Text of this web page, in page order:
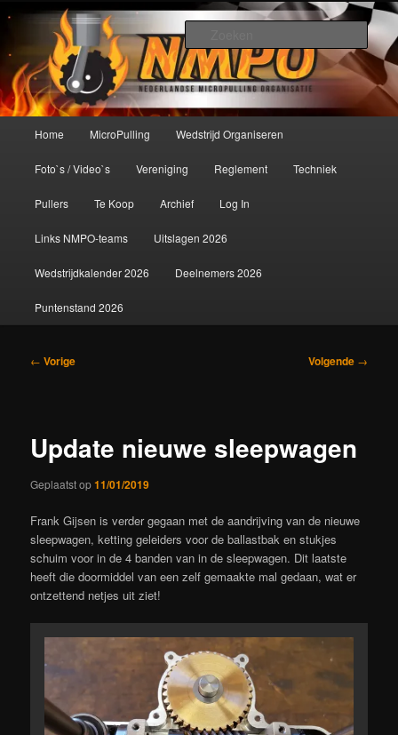
primaire
inhoudNederlandse MicroPulling
Organisatie
De meest krachtige modelbouwsport ter wereld!
Home MicroPulling Wedstrijd Organiseren
Foto`s / Video`s Vereniging Reglement Techniek
Pullers Te Koop Archief Log In
Links NMPO-teams Uitslagen 2026
Wedstrijdkalender 2026 Deelnemers 2026
Puntenstand 2026
Bericht
← Vorige Volgende →
Update nieuwe sleepwagen
Geplaatst op11/01/2019
Frank Gijsen is verder gegaan met de aandrijving van de nieuwe
sleepwagen, ketting geleiders voor de ballastbak en stukjes
schuim voor in de 4 banden van in de sleepwagen. Dit laatste
heeft die doormiddel van een zelf gemaakte mal gedaan, wat er
ontzettend netjes uit ziet!